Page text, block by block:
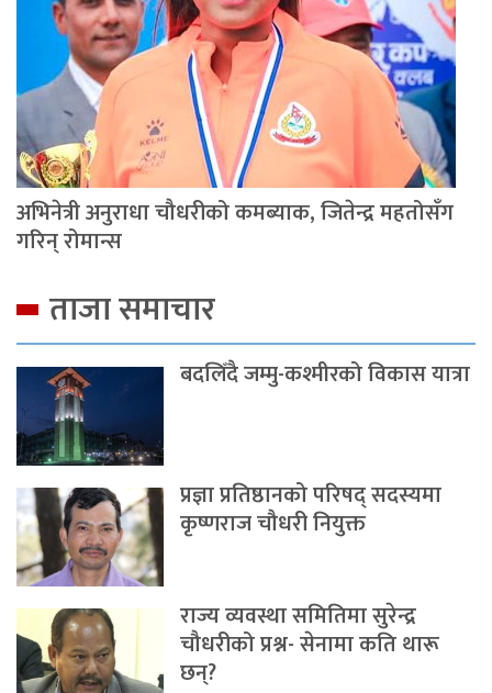
अभिनेत्री अनुराधा चौधरीको कमब्याक, जितेन्द्र महतोसँग
गरिन् रोमान्स
ताजा समाचार
बदलिँदै जम्मु-कश्मीरको विकास यात्रा
प्रज्ञा प्रतिष्ठानको परिषद् सदस्यमा
कृष्णराज चौधरी नियुक्त
राज्य व्यवस्था समितिमा सुरेन्द्र
चौधरीको प्रश्न- सेनामा कति थारू
छन्?